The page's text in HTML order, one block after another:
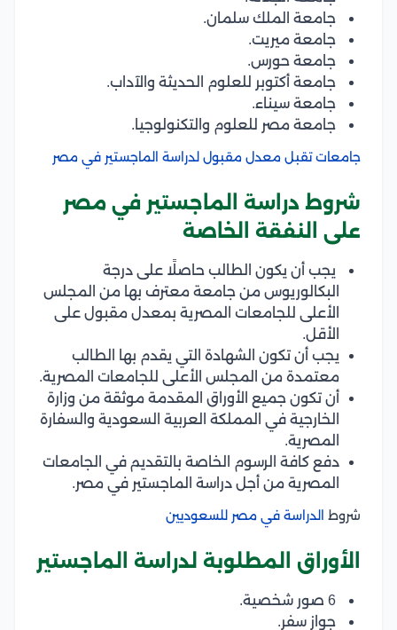
جامعة الملك سلمان.
جامعة ميريت.
جامعة حورس.
جامعة أكتوبر للعلوم الحديثة والآداب.
جامعة سيناء.
جامعة مصر للعلوم والتكنولوجيا.
جامعات تقبل معدل مقبول لدراسة الماجستير في مصر
شروط دراسة الماجستير في مصر
على النفقة الخاصة
يجب أن يكون الطالب حاصلًا على درجة
البكالوريوس من جامعة معترف بها من المجلس
الأعلى للجامعات المصرية بمعدل مقبول على
الأقل.
يجب أن تكون الشهادة التي يقدم بها الطالب
معتمدة من المجلس الأعلى للجامعات المصرية.
أن تكون جميع الأوراق المقدمة موثقة من وزارة
الخارجية في المملكة العربية السعودية والسفارة
المصرية.
دفع كافة الرسوم الخاصة بالتقديم في الجامعات
المصرية من أجل دراسة الماجستير في مصر.
شروط الدراسة في مصر للسعوديين
الأوراق المطلوبة لدراسة الماجستير
جواز سفر.